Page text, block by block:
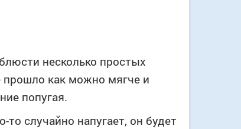
несколько простых
прошло как можно мягче и
попугая.
случайно напугает, он будет